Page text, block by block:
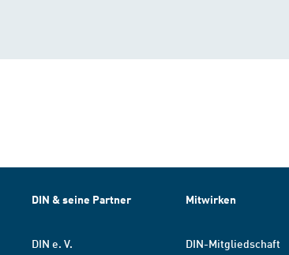
DIN & seine Partner
DIN e. V.
Mitwirken
DIN-Mitgliedschaft